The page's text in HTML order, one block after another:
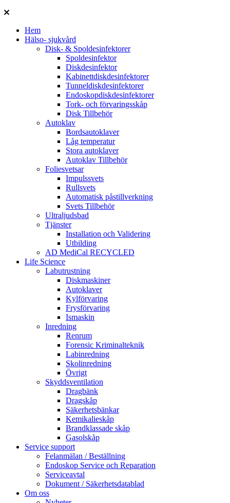
Hem
Hälso- sjukvård
Disk- & Spoldesinfektorer
Spoldesinfektor
Diskdesinfektor
Kabinettdiskdesinfektorer
Tunneldiskdesinfektorer
Endoskopdiskdesinfektorer
Tork- och förvaringsskåp
Disk Tillbehör
Autoklav
Bordsautoklaver
Låg temperatur
Stora autoklaver
Autoklav Tillbehör
Foliesvetsar
Impulssvets
Rullsvets
Automatisk påstillverkning
Svets Tillbehör
Ultraljudsbad
Tjänster
Installation och Validering
Utbilding
AD MediCal RECYCLED
Life Science
Labutrustning
Diskmaskiner
Autoklaver
Kylförvaring
Frysförvaring
Ismaskin
Inredning
Renrum
Forensic Kriminalteknik
Labinredning
Skolinredning
Övrigt
Skyddsventilation
Dragbänk
Dragskåp
Säkerhetsbänkar
Kemikalieskåp
Brandklassade skåp
Gasolskåp
Service support
Felanmälan / Beställning
Endoskop Service och Reparation
Serviceavtal
Dokument / Säkerhetsdatablad
Om oss